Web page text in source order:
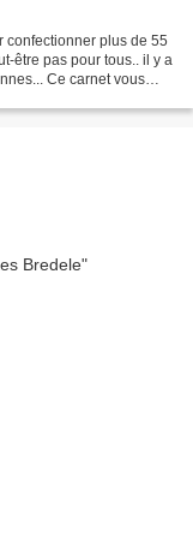
confectionner plus de 55
être pas pour tous.. il y a
Ce carnet vous